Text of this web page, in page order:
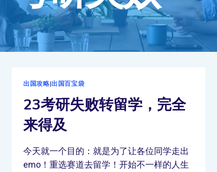
出国攻略|出国百宝袋
23考研失败转留学，完全
来得及
今天就一个目的：就是为了让各位同学走出
emo！重选赛道去留学！开始不一样的人生